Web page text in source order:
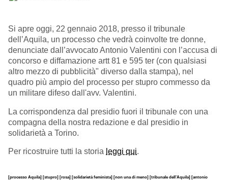
Si apre oggi, 22 gennaio 2018, presso il tribunale
dell’Aquila, un processo che vedrà coinvolte tre donne,
denunciate dall’avvocato Antonio Valentini con l’accusa di
concorso e diffamazione artt 81 e 595 ter (con qualsiasi
altro mezzo di pubblicità" diverso dalla stampa), nel
quadro più ampio del processo per stupro commesso da
un militare difeso dall'avv. Valentini.
La corrispondenza dal presidio fuori il tribunale con una
compagna della nostra redazione e dal presidio in
solidarietà a Torino.
Per ricostruire tutti la storia leggi qui.
[processo Aquila] [stupro] [rosa] [solidarietà feminista] [non una di meno] [tribunale dell’Aquila] [antonio